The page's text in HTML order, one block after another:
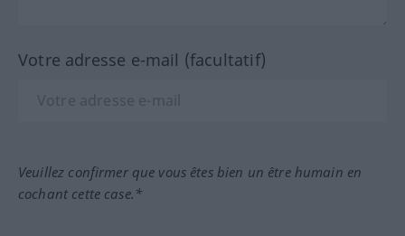
Votre adresse e-mail (facultatif)
Veuillez confirmer que vous êtes bien un être humain en
cochant cette case.*